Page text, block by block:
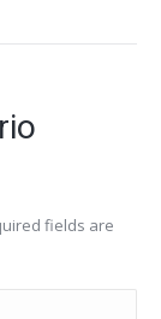
fields are